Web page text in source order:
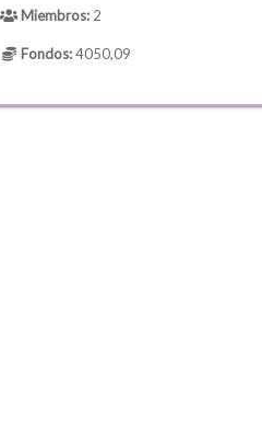
Miembros: 2
Fondos:4050,09